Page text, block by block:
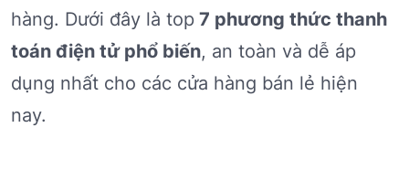
hàng. Dưới đây là top 7 phương thức thanh
toán điện tử phổ biến, an toàn và dễ áp
dụng nhất cho các cửa hàng bán lẻ hiện
nay.